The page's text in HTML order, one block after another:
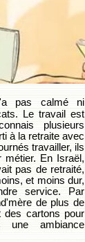
pas calmé ni
Le travail est
plusieurs
à la retraite avec
travailler, ils
métier. En Israël,
pas de retraité,
et moins dur,
service. Par
de plus de
des cartons pour
une ambiance